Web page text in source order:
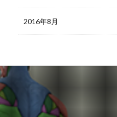
2016年8月